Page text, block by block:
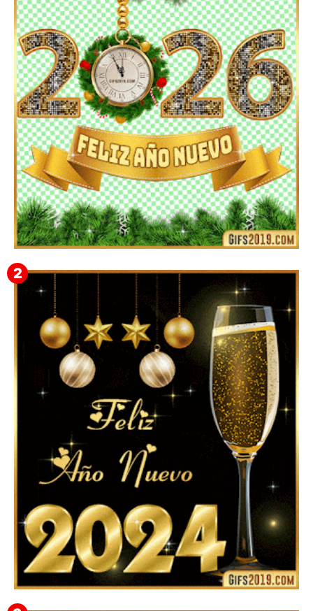
▷ Imágenes 2026 PNG sin Fondo y Transparentes en
3D 【DESCARGAR GRATIS】 ⬇️